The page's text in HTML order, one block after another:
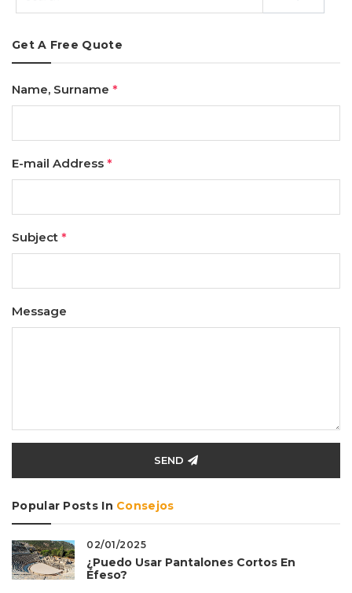
Get A Free Quote
Name, Surname *
E-mail Address *
Subject *
Message
SEND
Popular Posts In Consejos
02/01/2025
¿Puedo Usar Pantalones Cortos En
Éfeso?